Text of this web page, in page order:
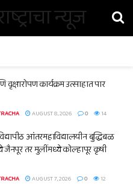
कार्यक्रम उत्साहात पार
AUGUST 8, 2026 0 14
आंतरमहाविद्यालयीन बुद्धिबळ
जैनपूर तर मुलींमध्ये कोल्हापूर कृषी
AUGUST 7, 2026 0 12